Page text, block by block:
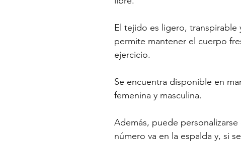
El tejido es ligero,
permite mantener el cuerpo
ejercicio.
Se encuentra disponible en
femenina y masculina.
Además, puede
número va en la espalda y, si